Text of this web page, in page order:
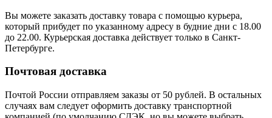
Вы можете заказать доставку товара с помощью курьера,
который прибудет по указанному адресу в будние дни с 18.00
до 22.00. Курьерская доставка действует только в Санкт-
Петербурге.
Почтовая доставка
Почтой России отправляем заказы от 50 рублей. В остальных
случаях вам следует оформить доставку транспортной